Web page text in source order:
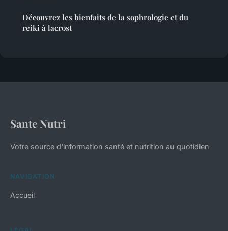
Découvrez les bienfaits de la sophrologie et du
reiki à lacrost
Sante Nutri
Votre source d'information santé et nutrition au quotidien
NAVIGATION
Accueil